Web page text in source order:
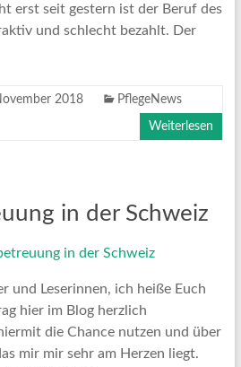
erst seit gestern ist der Beruf des
und schlecht bezahlt. Der
2018 PflegeNews
Weiterlesen
in der Schweiz
und Leserinnen, ich heiße Euch
hier im Blog herzlich
die Chance nutzen und über
mir mir sehr am Herzen liegt.